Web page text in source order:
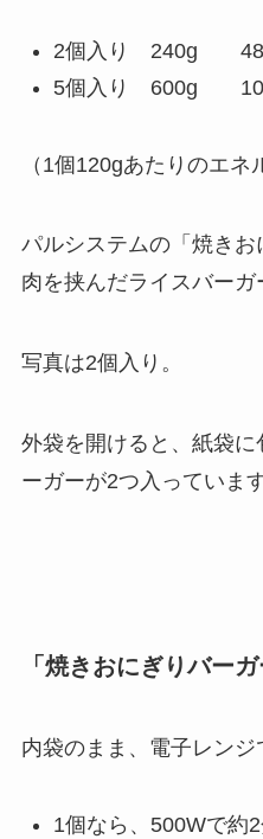
2個入り 240g 480
5個入り 600g
（1個120gあたりのエネ
パルシステムの「焼き
肉を挟んだライスバーガ
写真は2個入り。
外袋を開けると、紙袋
ーガーが2つ入っています
「焼きおにぎりバー
内袋のまま、電子レンジ
1個なら、500Wで約